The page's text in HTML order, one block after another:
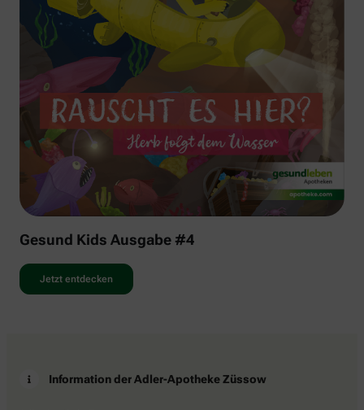
Gesund Kids Ausgabe #4
Jetzt entdecken
Information der Adler-Apotheke Züssow